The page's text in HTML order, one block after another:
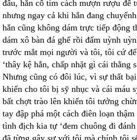
đấu, hắn cố tìm cách mượn rượu để
nhưng ngay cả khi hắn đang
hắn cũng không dám trực tiếp động
dám xô bàn đá ghế rồi đấm uỳnh
trước mắt mọi người và tôi, tôi cứ
‘thây kệ hắn, chấp nhặt gì cái thằng
Nhưng cũng có đôi lúc, vì sự thất
khiến cho tôi bị sỹ nhục và cái máu
bất chợt trào lên khiến tôi tưởng
tay đập phá một cách điên loạn
tình địch kia tự ‘đem chuông đi
đã từng gây sự với tôi mà chính tôi